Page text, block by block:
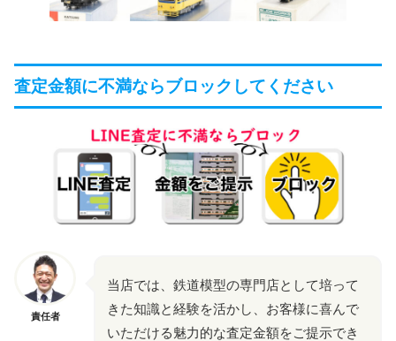
査定金額に不満ならブロックしてください
責任者
当店では、鉄道模型の専門店として培って
きた知識と経験を活かし、お客様に喜んで
いただける魅力的な査定金額をご提示でき